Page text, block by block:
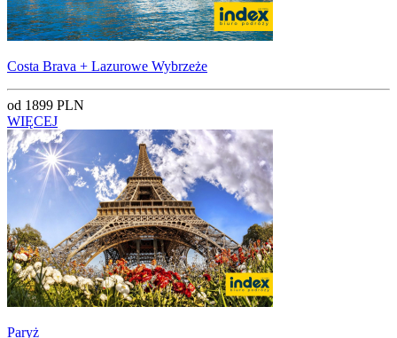
Costa Brava + Lazurowe Wybrzeże
od 1899 PLN
WIĘCEJ
Paryż